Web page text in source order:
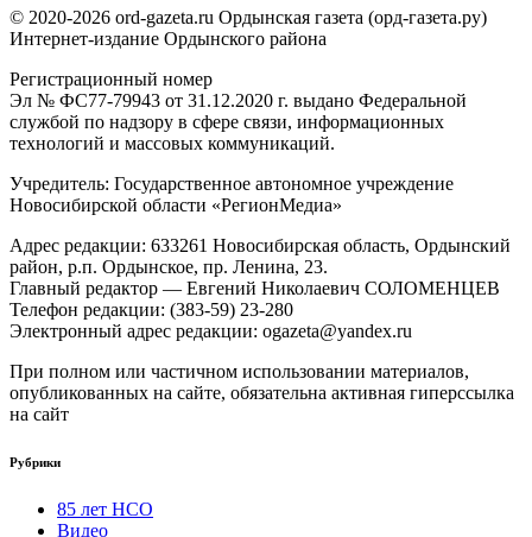
© 2020-2026 ord-gazeta.ru Ордынская газета (орд-газета.ру)
Интернет-издание Ордынского района
Регистрационный номер
Эл № ФС77-79943 от 31.12.2020 г. выдано Федеральной
службой по надзору в сфере связи, информационных
технологий и массовых коммуникаций.
Учредитель: Государственное автономное учреждение
Новосибирской области «РегионМедиа»
Адрес редакции: 633261 Новосибирская область, Ордынский
район, р.п. Ордынское, пр. Ленина, 23.
Главный редактор — Евгений Николаевич СОЛОМЕНЦЕВ
Телефон редакции: (383-59) 23-280
Электронный адрес редакции: ogazeta@yandex.ru
При полном или частичном использовании материалов,
опубликованных на сайте, обязательна активная гиперссылка
на сайт
Рубрики
85 лет НСО
Видео